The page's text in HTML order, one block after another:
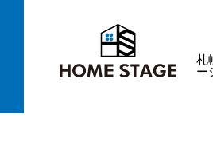
札
ー